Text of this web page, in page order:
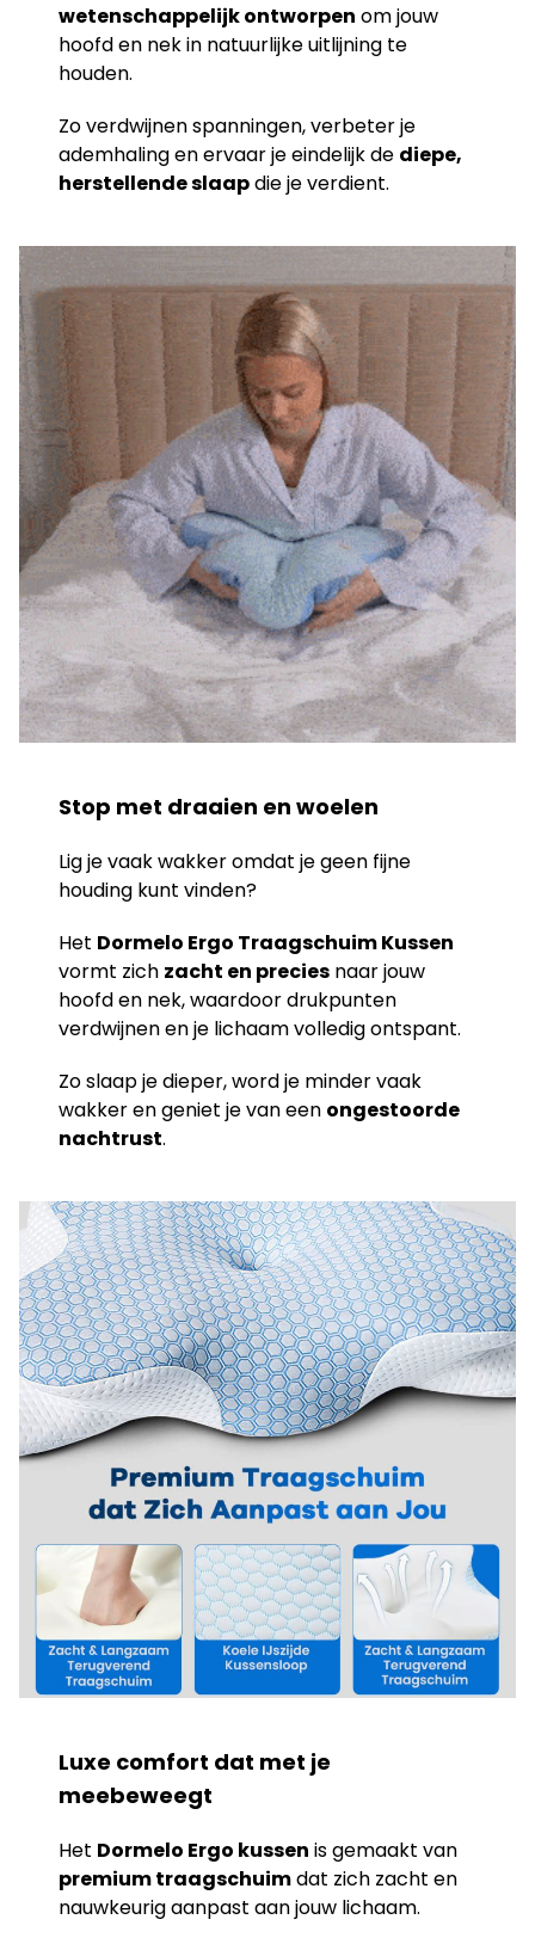
wetenschappelijk ontworpen om jouw
hoofd en nek in natuurlijke uitlijning te
houden.
Zo verdwijnen spanningen, verbeter je
ademhaling en ervaar je eindelijk de diepe,
herstellende slaapdie je verdient.
Stop met draaien en woelen
Lig je vaak wakker omdat je geen fijne
houding kunt vinden?
Het Dormelo Ergo Traagschuim Kussen
vormt zich zacht en precies naar jouw
hoofd en nek, waardoor drukpunten
verdwijnen en je lichaam volledig ontspant.
Zo slaap je dieper, word je minder vaak
wakker en geniet je van een ongestoorde
nachtrust.
Luxe comfort dat met je
meebeweegt
Het Dormelo Ergo kussen is gemaakt van
premium traagschuimdat zich zacht en
nauwkeurig aanpast aan jouw lichaam.